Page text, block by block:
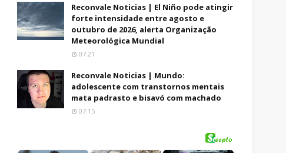
Reconvale Noticias | El Niño pode atingir
forte intensidade entre agosto e
outubro de 2026, alerta Organização
Meteorológica Mundial
07:21
Reconvale Noticias | Mundo:
adolescente com transtornos mentais
mata padrasto e bisavó com machado
07:15